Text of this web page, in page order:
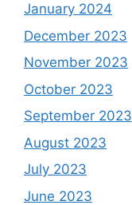
January 2024
December 2023
November 2023
October 2023
September 2023
August 2023
July 2023
June 2023